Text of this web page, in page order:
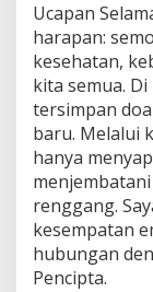
Ucapan
harapan:
kesehatan,
kita semua.
tersimpan
baru. Melalui
hanya
renggang.
kesempatan
hubungan
Pencipta.